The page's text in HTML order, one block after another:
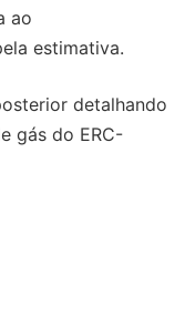
ao
estimativa.
detalhando
gás do ERC-